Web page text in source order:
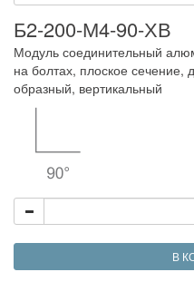
Б2-200-М4-90-ХВ
Модуль соединительный
на болтах, плоское
образный, вертикальный
В